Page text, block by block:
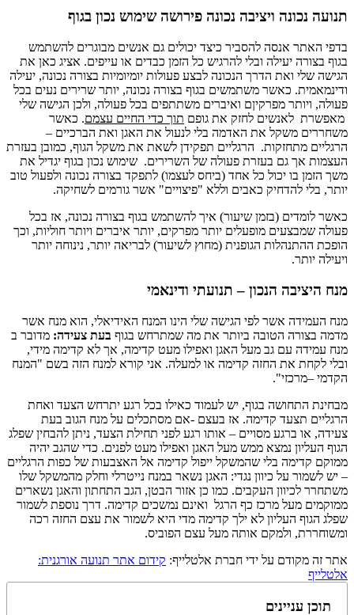
תנועה נכונה ויציבה נכונה פירושה שימוש נכון בגוף
בדפי האתר אנסה להסביר כיצד יכולים גם אנשים מבוגרים להשתמש
בגוף בצורה יעילה ובלי להרגיש כל הזמן כבדים או עייפים. אציג כאן את
הגישה שלי ואת הדרך הנכונה לבצע פעולות יומיומיות בצורה נכונה, יעילה
ודינמאמית. כאשר משתמשים בגוף בצורה נכונה, יותר שרירים נעים בכל
פעולה, ויותר מפרקיןם ואיברים משתתפים בכל פעולה, ולכן הגישה שלי
מאפשרת לאנשים לחזק את גופם תוך כדי החיים עצמם. כאשר
משחררים משקל את האדמה בלי לנעול את האגן ואת הברכיים –
הרגליים מתחזקות. הרגליים תפקידן לשאת את משקל הגוף, כמובן בעזרת
העצמות אך גם בעזרת פעולה של השרירים. שימוש נכון בגוף יגדיל את
משך הזמן בו יכול כל אחד (ביחס לעצמו) לתפקד בצורה נכונה ולפעול טוב
יותר, בלי להדחיק כאבים וללא "פיצויים" אשר גורמים לשחיקה.
כאשר לומדים (בזמן שיעור) איך להשתמש בגוף בצורה נכונה, אז בכל
פעולה שמבצעים מופעלים יותר מפרקים, יותר איברים ויותר חוליות, וכך
הופכת ההתנהלות הגופנית (מחוץ לשיעור) לבריאה יותר, נינוחה יותר
ויעילה יותר.
מנח היציבה הנכון – תנועתי ודינאמי
מנח העמידה אשר לפי הגישה שלי הינו המנח האידיאלי, הוא מנח אשר
מדמה בצורה הטובה ביותר את מה שמתרחש בגוף בעת צעידה: מדובר ב
מנח עמידה עם גב מעל האגן ואפילו מעט קדימה, אך לא קדימה מידי,
ובלי לקחת את החזה קדימה או למעלה. אני קורא למנח הזה בשם "המנח
הקדמי –מרכזי".
מבחינת התחושה בגוף, יש לעמוד כאילו בכל רגע יתרחש הצעד ואחת
הרגליים תצעד קדימה. אז בעצם -אם מסתכלים על מנח הגוב בעת
צעידה, או ברגע מסויים – אותו רגע לפני תחילת הצעד, ניתן להבחין שפלג
הגוף העליון נמצא ממש מעל האגן ואפילו מעט לפנים. כדי שהגב יהיה
ממוקם קדימה בלי שהמשקל ייפול קדימה אל האצבעות של כפות הרגליים
– יש לשמור על כיוון נגדי: האגן נשאר במנח נייטרלי וחלק מהמשקל שלו
משתחרר לכיוון העקבים. כמו כן אזור הבטן, הגב התחתון והאגן נשארים
ממוקמים מעל מרכז כף הרגל ואינם נמשכים קדימה. דרך נוספת לשמור
שפלג הגוף העליון לא ילך קדימה מדי היא לשמור את עצם החזה רכה
ומשוחררת, ולמקם אותה מעל עצם הפוביס.
אתר זה מקודם על ידי חברת אלטלייף: קידום אתר תנועה אורגנית:
אלטלייף
תוכן עניינים